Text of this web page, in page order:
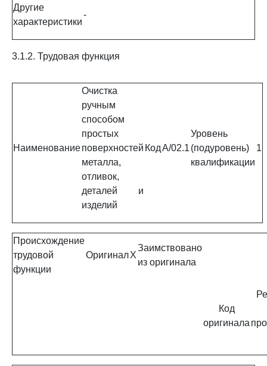
Другие
характеристики
-
3.1.2. Трудовая функция
Наименование
Очистка
ручным
способом
простых
поверхностей
металла,
отливок,
деталей и
изделий
КодA/02.1
Уровень
(подуровень)
квалификации
1
Происхождение
трудовой
функции
ОригиналX
Заимствовано
из оригинала
Код
оригинала